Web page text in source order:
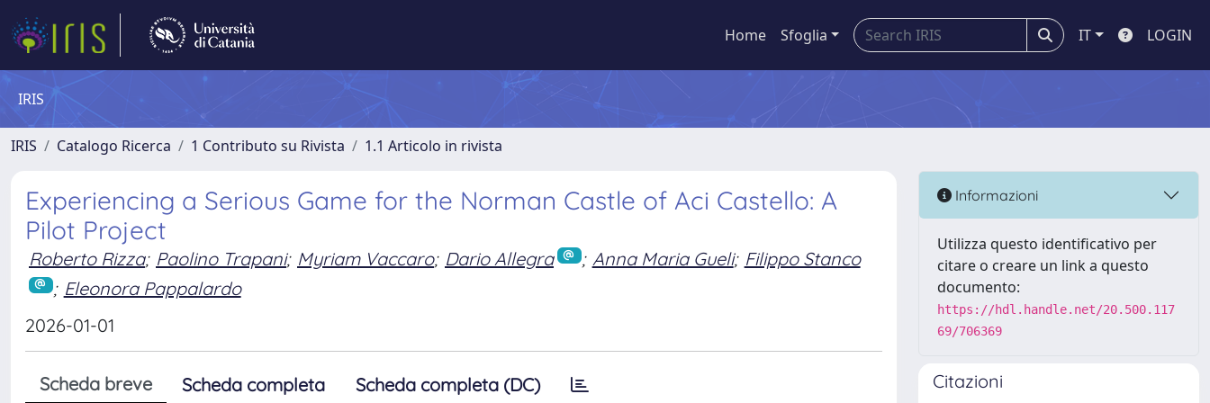
Home Sfoglia IT LOGIN
IRIS
IRIS Catalogo Ricerca 1 Contributo su Rivista 1.1 Articolo in rivista
Experiencing a Serious Game for the Norman Castle of Aci Castello: A
Pilot Project
Roberto Rizza; Paolino Trapani; Myriam Vaccaro; Dario Allegra ; Anna Maria Gueli; Filippo Stanco
; Eleonora Pappalardo
2026-01-01
Scheda breve Scheda completa Scheda completa (DC)
Informazioni
Utilizza questo identificativo per
citare o creare un link a questo
documento:
https://hdl.handle.net/20.500.117
69/706369
Citazioni